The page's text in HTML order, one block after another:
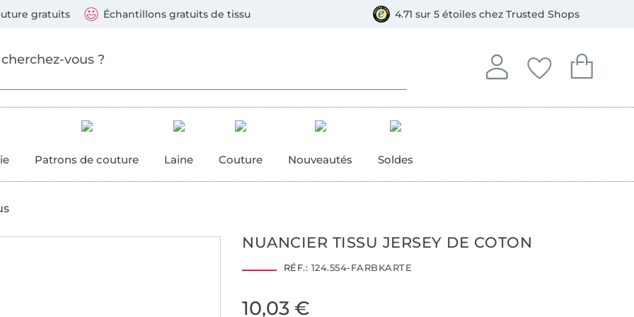
gratuits Échantillons gratuits de tissu 4.71 sur 5 étoiles chez Trusted Shops
Se connecter
Se connecter à votre
Mes favoris
Vous avez
Mon
Vous avez
Patrons de couture Laine Couture Nouveautés Soldes
NUANCIER TISSU JERSEY DE COTON
RÉF.: 124.554-FARBKARTE
10,03 €
suivants : Visa, Mastercard, Carte bleue, PayPal, Virement, Bancontact